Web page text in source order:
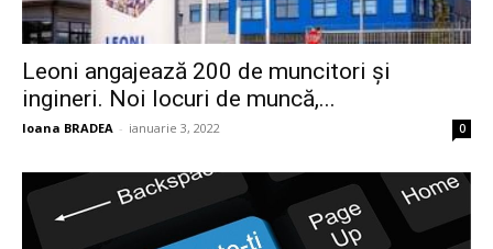
Leoni angajează 200 de muncitori și
ingineri. Noi locuri de muncă,...
Ioana BRADEA - ianuarie 3, 2022 0